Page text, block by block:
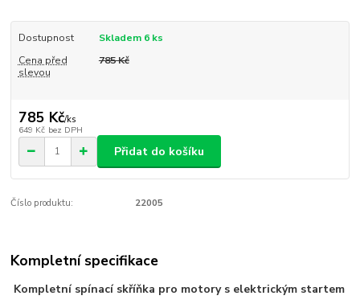
Dostupnost
Skladem 6 ks
Cena před
slevou
785 Kč
785 Kč/ks
649 Kč bez DPH
Přidat do košíku
Číslo produktu: 22005
Kompletní specifikace
Kompletní spínací skříňka pro motory s elektrickým startem